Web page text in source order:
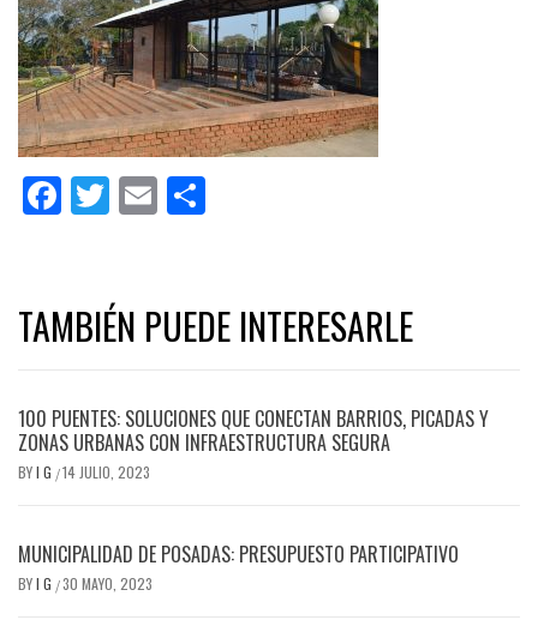
Facebook
Twitter
Email
TAMBIÉN PUEDE INTERESARLE
100 PUENTES: SOLUCIONES QUE CONECTAN BARRIOS, PICADAS Y
ZONAS URBANAS CON INFRAESTRUCTURA SEGURA
BYI G /14 JULIO, 2023
MUNICIPALIDAD DE POSADAS: PRESUPUESTO PARTICIPATIVO
BYI G /30 MAYO, 2023